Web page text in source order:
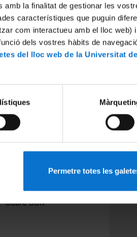
amb la finalitat de gestionar les
característiques que puguin
com interactueu amb el lloc web)
dels vostres hàbits de
del lloc web de la Universitat de
Permetre totes les
joves a Catalunya, la salut i el
Sobre UBtv